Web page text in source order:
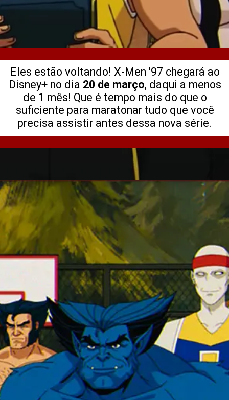
Eles estão voltando! X-Men '97 chegará ao
Disney+ no dia 20 de março, daqui a menos
de 1 mês! Que é tempo mais do que o
suficiente para maratonar tudo que você
precisa assistir antes dessa nova série.